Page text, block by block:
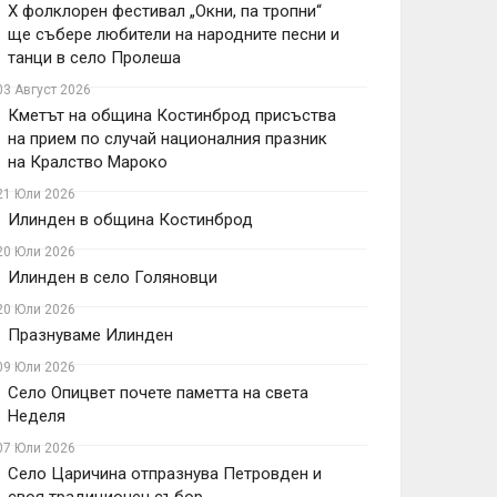
X фолклорен фестивал „Окни, па тропни“
ще събере любители на народните песни и
танци в село Пролеша
Август 2026
Кметът на община Костинброд присъства
на прием по случай националния празник
на Кралство Мароко
Юли 2026
Илинден в община Костинброд
Юли 2026
Илинден в село Голяновци
Юли 2026
Празнуваме Илинден
Юли 2026
Село Опицвет почете паметта на света
Неделя
Юли 2026
Село Царичина отпразнува Петровден и